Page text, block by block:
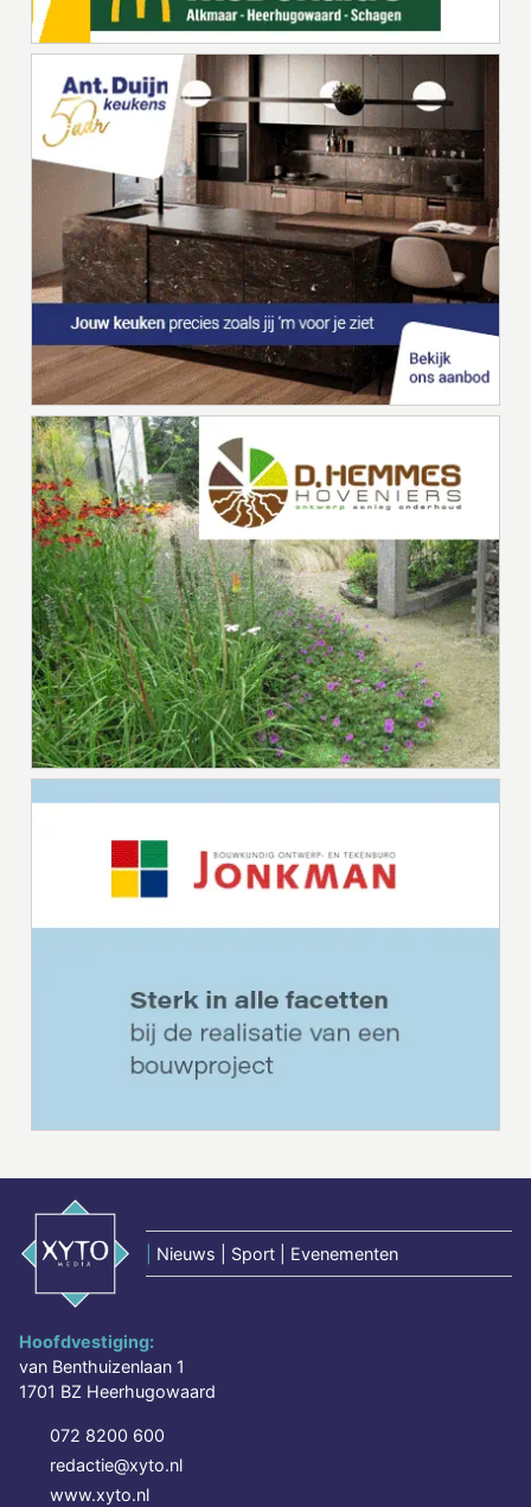
Nieuws | Sport | Evenementen
Hoofdvestiging:
van Benthuizenlaan 1
1701 BZ Heerhugowaard
072 8200 600
redactie@xyto.nl
www.xyto.nl